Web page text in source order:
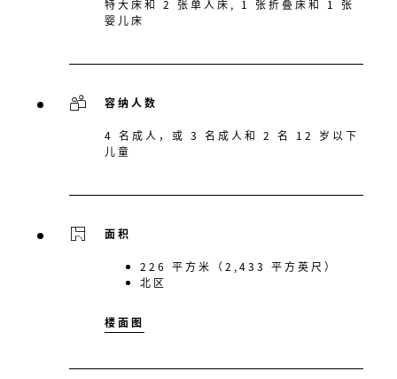
特大床和 2 张单人床, 1 张折叠床和 1 张
婴儿床
容纳人数
4 名成人，或 3 名成人和 2 名 12 岁以下
儿童
面积
226 平方米（2,433 平方英尺）
北区
楼面图